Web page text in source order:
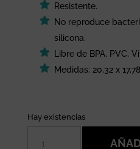
Resistente.
No reproduce
silicona.
Libre de BPA, PVC,
Medidas: 20,32 x
Hay existencias